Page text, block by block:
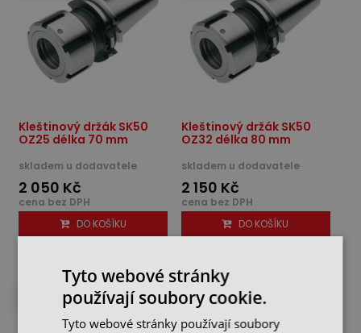
Kleštinový držák SK50
OZ25 délka 70 mm
skladem u dodavatele
2 050 Kč
cena bez DPH
DO KOŠÍKU
Kleštinový držák SK50
OZ32 délka 80 mm
skladem u dodavatele
2 150 Kč
cena bez DPH
DO KOŠÍKU
DO 4 DNŮ U VÁS
Tyto webové stránky
používají soubory cookie.
Tyto webové stránky používají soubory